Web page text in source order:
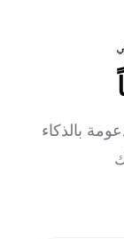
بالذكاء